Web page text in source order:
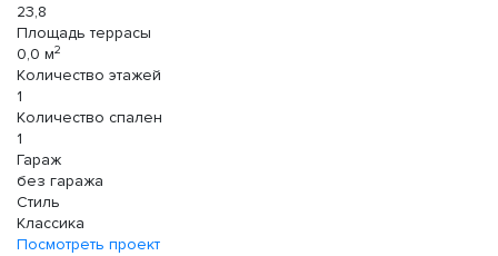
23,8
Площадь террасы
0,0 м2
Количество этажей
1
Количество спален
1
Гараж
без гаража
Стиль
Классика
Посмотреть проект